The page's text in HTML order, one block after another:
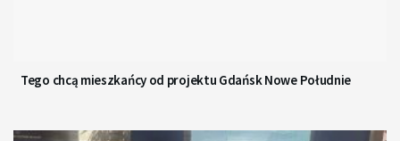
Tego chcą mieszkańcy od projektu Gdańsk Nowe Południe